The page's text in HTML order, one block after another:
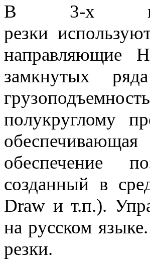
В 3-х
резки
направляющие
замкнутых
полукруглому
обеспечение
созданный в
Draw и т.п.).
на русском
резки.